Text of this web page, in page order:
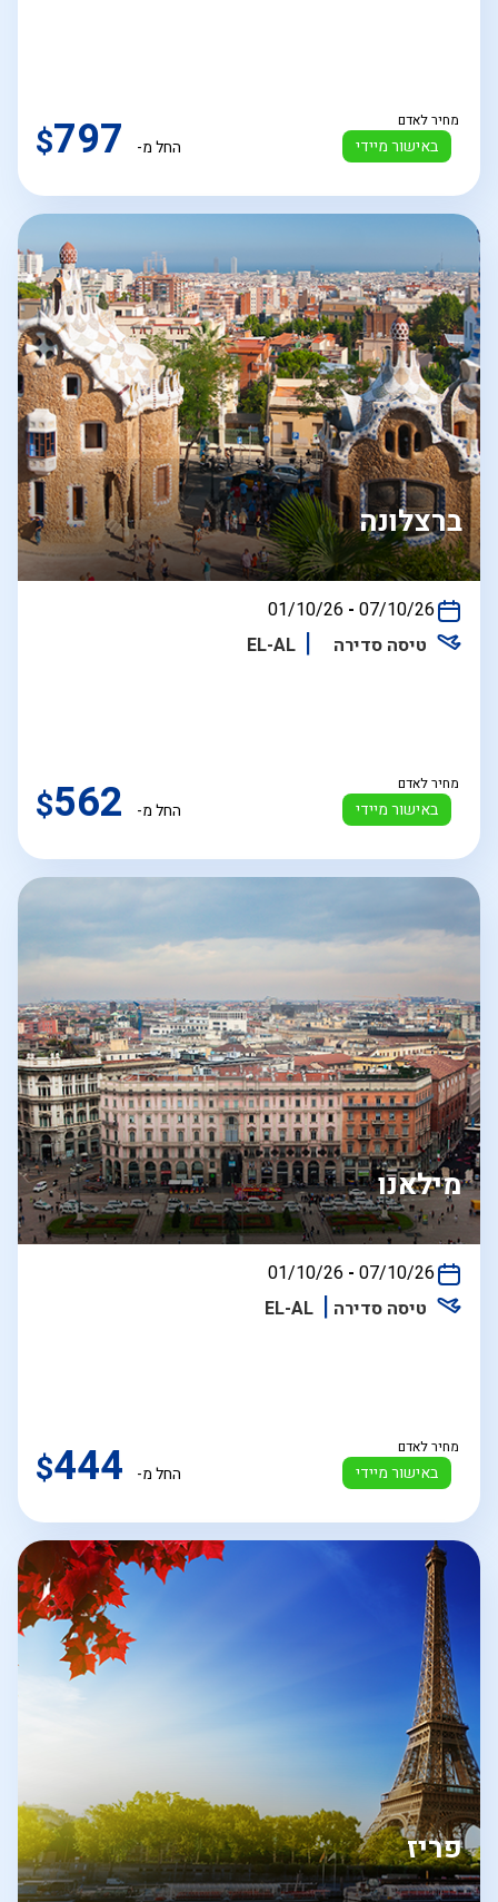
באישור מיידי
מחיר לאדם
החל מ- $797
ברצלונה
בין
01/10/26 - 07/10/26
טיסה סדירה
EL-AL
באישור מיידי
מחיר לאדם
החל מ- $562
מילאנו
בין
01/10/26 - 07/10/26
טיסה סדירה
EL-AL
באישור מיידי
מחיר לאדם
החל מ- $444
פריז